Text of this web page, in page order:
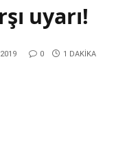
uyarı!
0 1 DAKIKA